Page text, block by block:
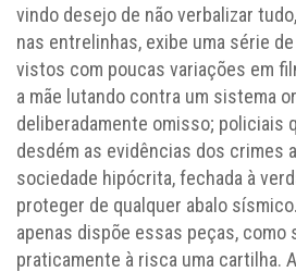
vindo desejo de não verbalizar
nas entrelinhas, exibe uma série
vistos com poucas variações em
a mãe lutando contra um sistema
deliberadamente omisso; policiais
desdém as evidências dos crimes
sociedade hipócrita, fechada à
proteger de qualquer abalo
apenas dispõe essas peças, como
praticamente à risca uma cartilha.